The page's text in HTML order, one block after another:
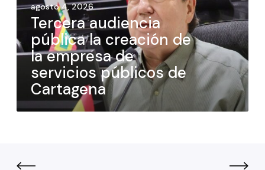
agosto 4, 2026
Tercera audiencia
pública la creación de
la empresa de
servicios públicos de
Cartagena